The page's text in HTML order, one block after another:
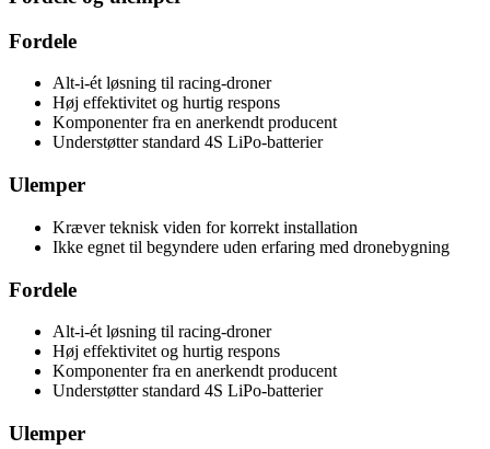
Fordele
Alt-i-ét løsning til racing-droner
Høj effektivitet og hurtig respons
Komponenter fra en anerkendt producent
Understøtter standard 4S LiPo-batterier
Ulemper
Kræver teknisk viden for korrekt installation
Ikke egnet til begyndere uden erfaring med dronebygning
Fordele
Alt-i-ét løsning til racing-droner
Høj effektivitet og hurtig respons
Komponenter fra en anerkendt producent
Understøtter standard 4S LiPo-batterier
Ulemper